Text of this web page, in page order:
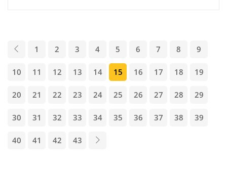
1 2 3 4 5 6 7 8 9
10 11 12 13 14 15 16 17 18 19
20 21 22 23 24 25 26 27 28 29
30 31 32 33 34 35 36 37 38 39
40 41 42 43